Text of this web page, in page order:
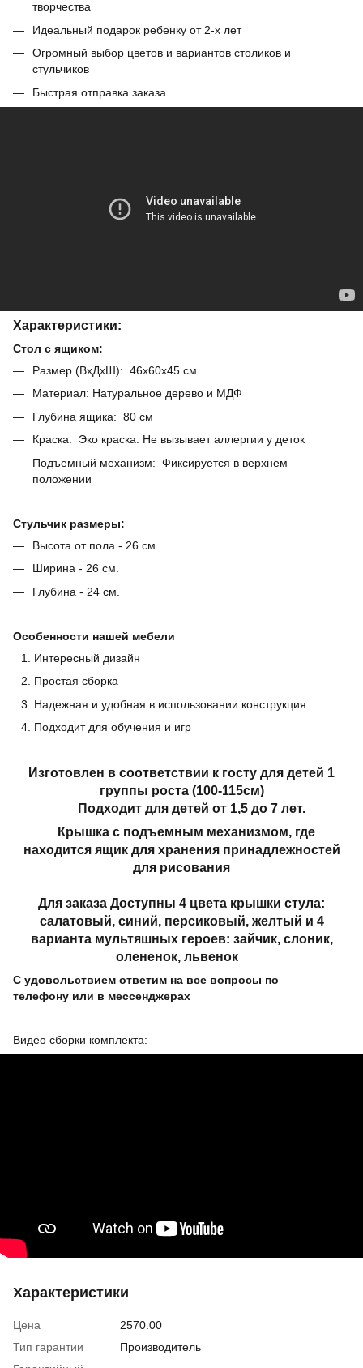
творчества
Идеальный подарок ребенку от 2-х лет
Огромный выбор цветов и вариантов столиков и
стульчиков
Быстрая отправка заказа.
Характеристики:
Стол с ящиком:
Размер (ВхДхШ): 46х60х45 см
Материал: Натуральное дерево и МДФ
Глубина ящика: 80 см
Краска: Эко краска. Не вызывает аллергии у деток
Подъемный механизм: Фиксируется в верхнем
положении
Стульчик размеры:
Высота от пола - 26 см.
Ширина - 26 см.
Глубина - 24 см.
Особенности нашей мебели
Интересный дизайн
Простая сборка
Надежная и удобная в использовании конструкция
Подходит для обучения и игр
Изготовлен в соответствии к госту для детей 1
группы роста (100-115см)
⠀ Подходит для детей от 1,5 до 7 лет.
⠀Крышка с подъемным механизмом, где
находится ящик для хранения принадлежностей
для рисования
Для заказа Доступны 4 цвета крышки стула:
салатовый, синий, персиковый, желтый и 4
варианта мультяшных героев: зайчик, слоник,
олененок, львенок⠀
С удовольствием ответим на все вопросы по
телефону или в мессенджерах
Видео сборки комплекта:
Характеристики
Цена
2570.00
Тип гарантии
Производитель